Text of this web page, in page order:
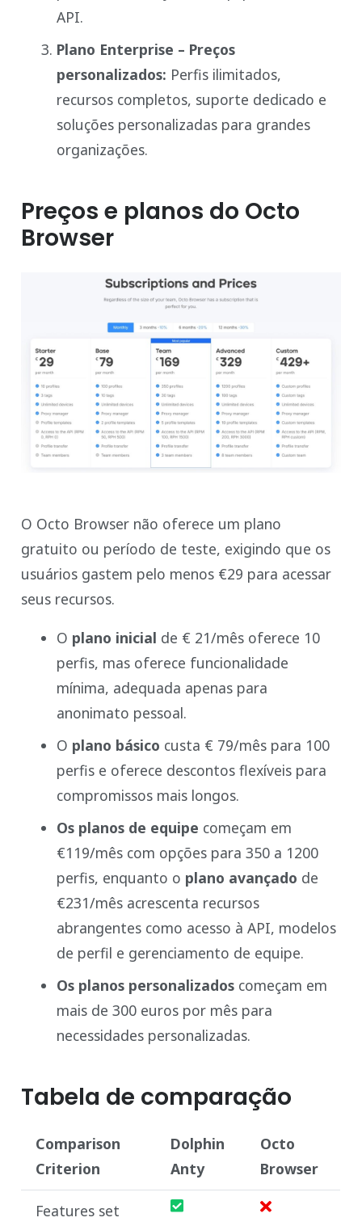
API.
Plano Enterprise – Preços
personalizados: Perfis ilimitados,
recursos completos, suporte dedicado e
soluções personalizadas para grandes
organizações.
Preços e planos do Octo
Browser
O Octo Browser não oferece um plano
gratuito ou período de teste, exigindo que os
usuários gastem pelo menos €29 para acessar
seus recursos.
O plano inicial de € 21/mês oferece 10
perfis, mas oferece funcionalidade
mínima, adequada apenas para
anonimato pessoal.
O plano básico custa € 79/mês para 100
perfis e oferece descontos flexíveis para
compromissos mais longos.
Os planos de equipe começam em
€119/mês com opções para 350 a 1200
perfis, enquanto o plano avançado de
€231/mês acrescenta recursos
abrangentes como acesso à API, modelos
de perfil e gerenciamento de equipe.
Os planos personalizados começam em
mais de 300 euros por mês para
necessidades personalizadas.
Tabela de comparação
Comparison
Criterion
Dolphin
Anty
Octo
Browser
Features set